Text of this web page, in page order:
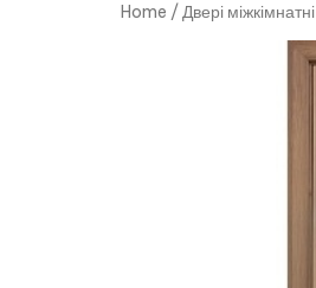
Home /Двері міжкімнатні